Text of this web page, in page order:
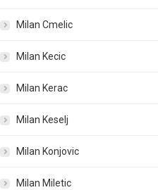
Milan Cmelic
Milan Kecic
Milan Kerac
Milan Keselj
Milan Konjovic
Milan Miletic